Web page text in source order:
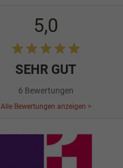
5,0
SEHR GUT
6 Bewertungen
Alle Bewertungen anzeigen >